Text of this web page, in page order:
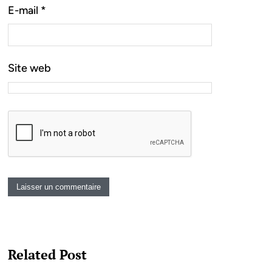
E-mail *
Site web
Related Post